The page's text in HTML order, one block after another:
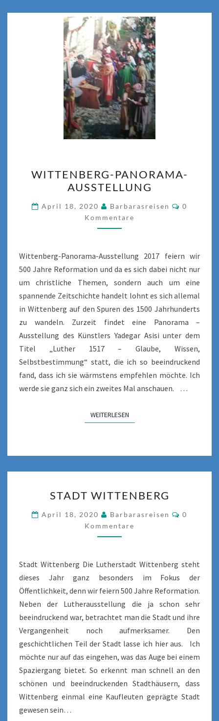
PANORAMA-
AUSSTELLUNG
WITTENBERG-PANORAMA-
AUSSTELLUNG
April 18, 2020 Barbarasreisen
0
Kommentare
Wittenberg-Panorama-Ausstellung 2017 feiern wir
500 Jahre Reformation und da es sich dabei nicht nur
um christliche Themen, sondern auch um eine
spannende Zeitschichte handelt lohnt es sich allemal
in Wittenberg auf den Spuren des 1500 Jahrhunderts
zu wandeln. Zurzeit findet eine Panorama –
Ausstellung des Künstlers Yadegar Asisi unter dem
Titel „Luther 1517 – Glaube, Wissen,
Selbstbestimmung“ statt, die ich so beeindruckend
fand, dass ich sie wärmstens empfehlen möchte. Ich
werde sie ganz sich ein zweites Mal anschauen. …
WEITERLESENWEITERLESEN
WITTENBERG
STADT WITTENBERG
April 18, 2020 Barbarasreisen
0
Kommentare
Stadt Wittenberg Die Lutherstadt Wittenberg steht
dieses Jahr ganz besonders im Fokus der
Öffentlichkeit, denn wir feiern 500 Jahre Reformation.
Neben der Lutherausstellung die ja schon sehr
beeindruckend war, betrachtet man die Stadt und ihre
Vergangenheit noch aufmerksamer. Den
geschichtlichen Teil der Stadt lasse ich hier aus. Ich
möchte nur auf das eingehen, was das Auge bei einem
Spaziergang bietet. So erkennt man schnell an den
schönen und beeindruckenden Stadthäusern, dass
Wittenberg einmal eine Kaufleuten geprägte Stadt
gewesen sein…